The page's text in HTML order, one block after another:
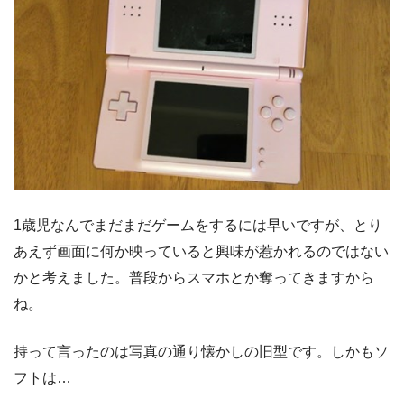
1歳児なんでまだまだゲームをするには早いですが、とり
あえず画面に何か映っていると興味が惹かれるのではない
かと考えました。普段からスマホとか奪ってきますから
ね。
持って言ったのは写真の通り懐かしの旧型です。しかもソ
フトは…